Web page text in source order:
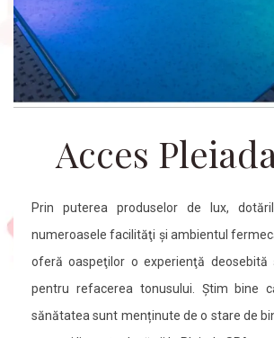
Acces
Prin puterea produselor de lux,
numeroasele facilităţi şi ambientul
oferă oaspeţilor o experienţă
pentru refacerea tonusului. Știm bine
sănătatea sunt menținute de o stare de